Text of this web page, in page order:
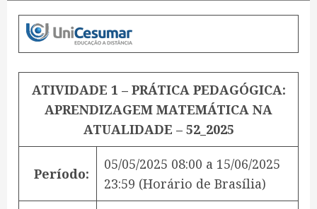
ATIVIDADE 1 – PRÁTICA PEDAGÓGICA:
APRENDIZAGEM MATEMÁTICA NA
ATUALIDADE – 52_2025
Período:
05/05/2025 08:00 a 15/06/2025
23:59 (Horário de Brasília)